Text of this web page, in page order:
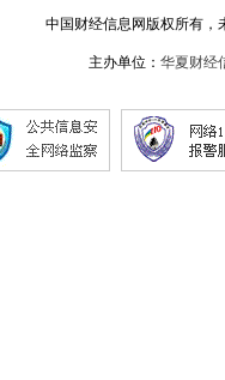
中国财经信息网版权所有，
主办单位： 华夏财经